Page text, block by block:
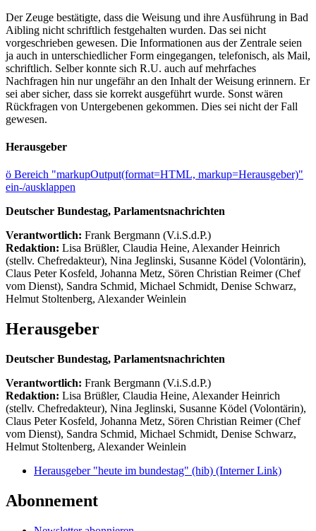
Der Zeuge bestätigte, dass die Weisung und ihre Ausführung in Bad
Aibling nicht schriftlich festgehalten wurden. Das sei nicht
vorgeschrieben gewesen. Die Informationen aus der Zentrale seien
ja auch in unterschiedlicher Form eingegangen, telefonisch, als Mail,
schriftlich. Selber konnte sich R.U. auch auf mehrfaches
Nachfragen hin nur ungefähr an den Inhalt der Weisung erinnern. Er
sei aber sicher, dass sie korrekt ausgeführt wurde. Sonst wären
Rückfragen von Untergebenen gekommen. Dies sei nicht der Fall
gewesen.
Herausgeber
ö Bereich "markupOutput(format=HTML, markup=Herausgeber)"
ein-/ausklappen
Deutscher Bundestag, Parlamentsnachrichten
Verantwortlich: Frank Bergmann (V.i.S.d.P.)
Redaktion: Lisa Brüßler, Claudia Heine, Alexander Heinrich
(stellv. Chefredakteur), Nina Jeglinski, Susanne Ködel (Volontärin),
Claus Peter Kosfeld, Johanna Metz, Sören Christian Reimer (Chef
vom Dienst), Sandra Schmid, Michael Schmidt, Denise Schwarz,
Helmut Stoltenberg, Alexander Weinlein
Herausgeber
Deutscher Bundestag, Parlamentsnachrichten
Verantwortlich: Frank Bergmann (V.i.S.d.P.)
Redaktion: Lisa Brüßler, Claudia Heine, Alexander Heinrich
(stellv. Chefredakteur), Nina Jeglinski, Susanne Ködel (Volontärin),
Claus Peter Kosfeld, Johanna Metz, Sören Christian Reimer (Chef
vom Dienst), Sandra Schmid, Michael Schmidt, Denise Schwarz,
Helmut Stoltenberg, Alexander Weinlein
Herausgeber "heute im bundestag" (hib) (Interner Link)
Abonnement